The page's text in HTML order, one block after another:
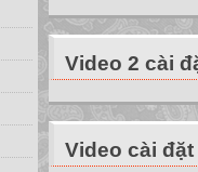
Video 2 cài
Video cài đặt